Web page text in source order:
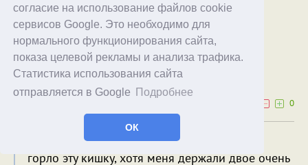
согласие на использование файлов cookie
сервисов Google. Это необходимо для
нормального функционирования сайта,
показа целевой рекламы и анализа трафика.
Статистика использования сайта
отправляется в Google
Подробнее
ОК
Спасибо за комментарий, я в этом не
разбираюсь, картинку подобрал, какую
подсунули. Налажал, признаюсь 😄
Alex Exler Dmitry Romanov
22.03.25 23:06
0
доктору никак не удавалось засунуть мне в
горло эту кишку, хотя меня держали двое очень